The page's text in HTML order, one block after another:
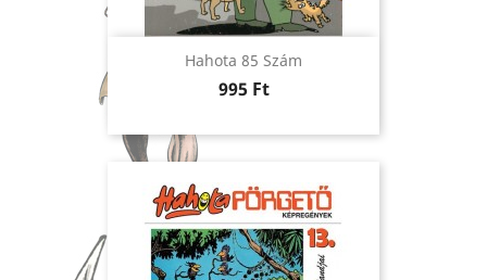
Hahota 85 Szám
Ár
995 Ft